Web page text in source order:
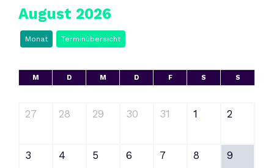
August 2026
Monat Terminübersicht
M D M D F S S
27 28 29 30 31 1 2
3 4 5 6 7 8 9